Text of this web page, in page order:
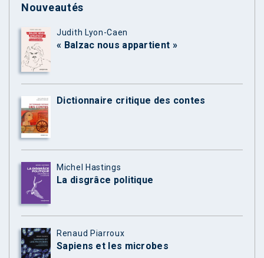
Nouveautés
Judith Lyon-Caen
« Balzac nous appartient »
Dictionnaire critique des contes
Michel Hastings
La disgrâce politique
Renaud Piarroux
Sapiens et les microbes